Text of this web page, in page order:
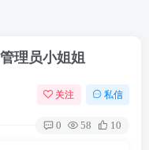
理员小姐姐
关注 私信
0 58 10